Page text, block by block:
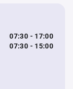
07:30 - 17:00
07:30 - 15:00